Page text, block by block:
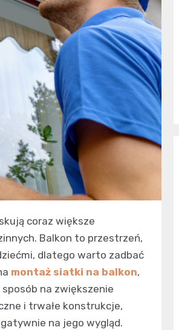
coraz większe
Balkon to przestrzeń,
dlatego warto zadbać
montaż siatki na balkon,
na zwiększenie
i trwałe konstrukcje,
na jego wygląd.